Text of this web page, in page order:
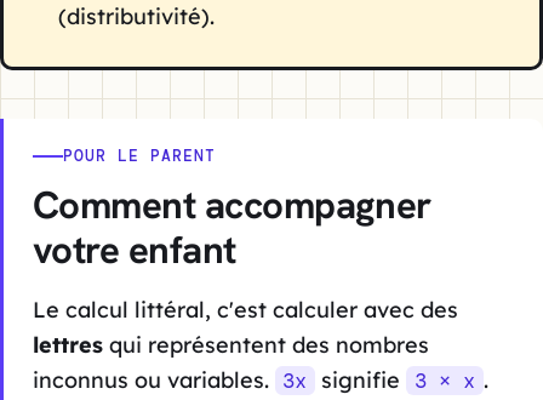
(distributivité).
POUR LE PARENT
Comment accompagner
votre enfant
Le calcul littéral, c'est calculer avec des
lettresqui représentent des nombres
inconnus ou variables. 3x signifie 3 × x .